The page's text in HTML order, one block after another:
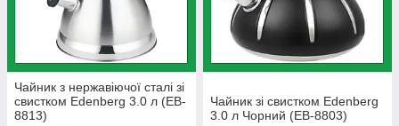
Чайник з нержавіючої сталі зі
свистком Edenberg 3.0 л (EB-
8813)
Чайник зі свистком Edenberg
3.0 л Чорний (EB-8803)